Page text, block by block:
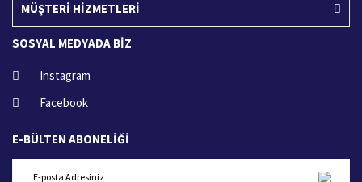
MÜŞTERİ HİZMETLERİ
SOSYAL MEDYADA BİZ
Instagram
Facebook
E-BÜLTEN ABONELİĞİ